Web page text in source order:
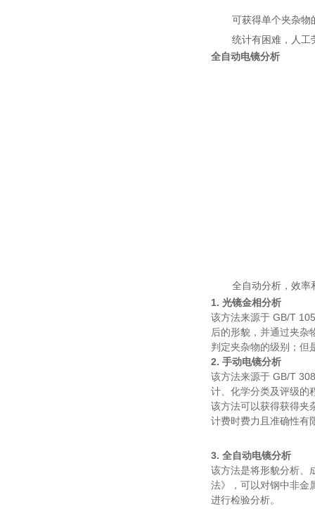
可获得单个夹杂物
统计有困难，人
全自动电镜分析
全自动分析，
1. 光镜金相分析
该方法来源于 GB/T
后的形貌，并通过夹杂
判定夹杂物的级别
2. 手动电镜分析
该方法来源于 GB/T
计、化学分类及评级的程
该方法可以获得获得夹杂
计费时费力且准确性有限
3. 全自动电镜分析
该方法是将形貌分析
法》，可以对钢中非金
进行检验分析。